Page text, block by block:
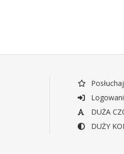
DUŻA
DUŻY